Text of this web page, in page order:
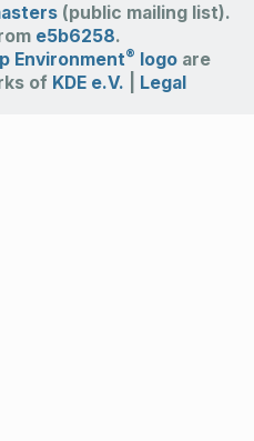
(public mailing list).
e5b6258.
Environment® logo are
of KDE e.V. Legal